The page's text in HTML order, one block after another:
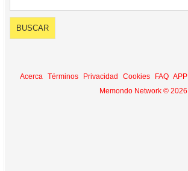
Acerca Términos Privacidad Cookies FAQ APP
Memondo Network © 2026